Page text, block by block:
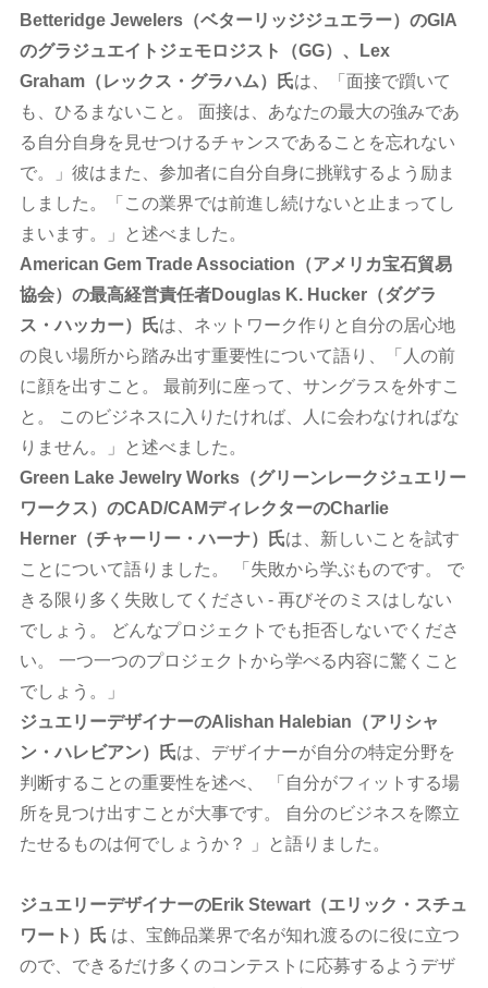
Betteridge Jewelers（ベターリッジジュエラー）のGIA
のグラジュエイトジェモロジスト（GG）、Lex
Graham（レックス・グラハム）氏は、「面接で躓いて
も、ひるまないこと。 面接は、あなたの最大の強みであ
る自分自身を見せつけるチャンスであることを忘れない
で。」彼はまた、参加者に自分自身に挑戦するよう励ま
しました。「この業界では前進し続けないと止まってし
まいます。」と述べました。
American Gem Trade Association（アメリカ宝石貿易
協会）の最高経営責任者Douglas K. Hucker（ダグラ
ス・ハッカー）氏は、ネットワーク作りと自分の居心地
の良い場所から踏み出す重要性について語り、「人の前
に顔を出すこと。 最前列に座って、サングラスを外すこ
と。 このビジネスに入りたければ、人に会わなければな
りません。」と述べました。
Green Lake Jewelry Works（グリーンレークジュエリー
ワークス）のCAD/CAMディレクターのCharlie
Herner（チャーリー・ハーナ）氏は、新しいことを試す
ことについて語りました。 「失敗から学ぶものです。 で
きる限り多く失敗してください - 再びそのミスはしない
でしょう。 どんなプロジェクトでも拒否しないでくださ
い。 一つ一つのプロジェクトから学べる内容に驚くこと
でしょう。」
ジュエリーデザイナーのAlishan Halebian（アリシャ
ン・ハレビアン）氏は、デザイナーが自分の特定分野を
判断することの重要性を述べ、 「自分がフィットする場
所を見つけ出すことが大事です。 自分のビジネスを際立
たせるものは何でしょうか？ 」と語りました。
ジュエリーデザイナーのErik Stewart（エリック・スチュ
ワート）氏 は、宝飾品業界で名が知れ渡るのに役に立つ
ので、できるだけ多くのコンテストに応募するようデザ